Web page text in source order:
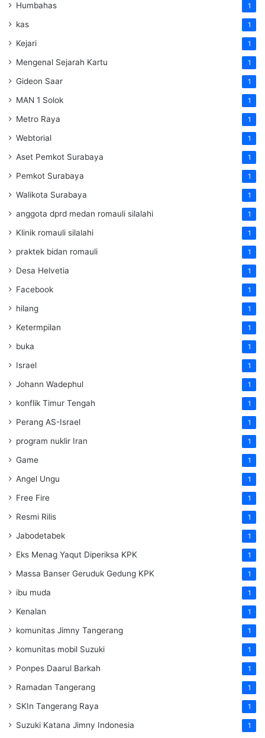
Humbahas 1
kas 1
Kejari 1
Mengenal Sejarah Kartu 1
Gideon Saar 1
MAN 1 Solok 1
Metro Raya 1
Webtorial 1
Aset Pemkot Surabaya 1
Pemkot Surabaya 1
Walikota Surabaya 1
anggota dprd medan romauli silalahi 1
Klinik romauli silalahi 1
praktek bidan romauli 1
Desa Helvetia 1
Facebook 1
hilang 1
Ketermpilan 1
buka 1
Israel 1
Johann Wadephul 1
konflik Timur Tengah 1
Perang AS-Israel 1
program nuklir Iran 1
Game 1
Angel Ungu 1
Free Fire 1
Resmi Rilis 1
Jabodetabek 1
Eks Menag Yaqut Diperiksa KPK 1
Massa Banser Geruduk Gedung KPK 1
ibu muda 1
Kenalan 1
komunitas Jimny Tangerang 1
komunitas mobil Suzuki 1
Ponpes Daarul Barkah 1
Ramadan Tangerang 1
SKIn Tangerang Raya 1
Suzuki Katana Jimny Indonesia 1